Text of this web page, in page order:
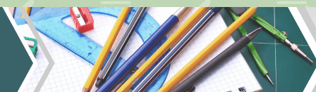
Перейти
основному
содержимому